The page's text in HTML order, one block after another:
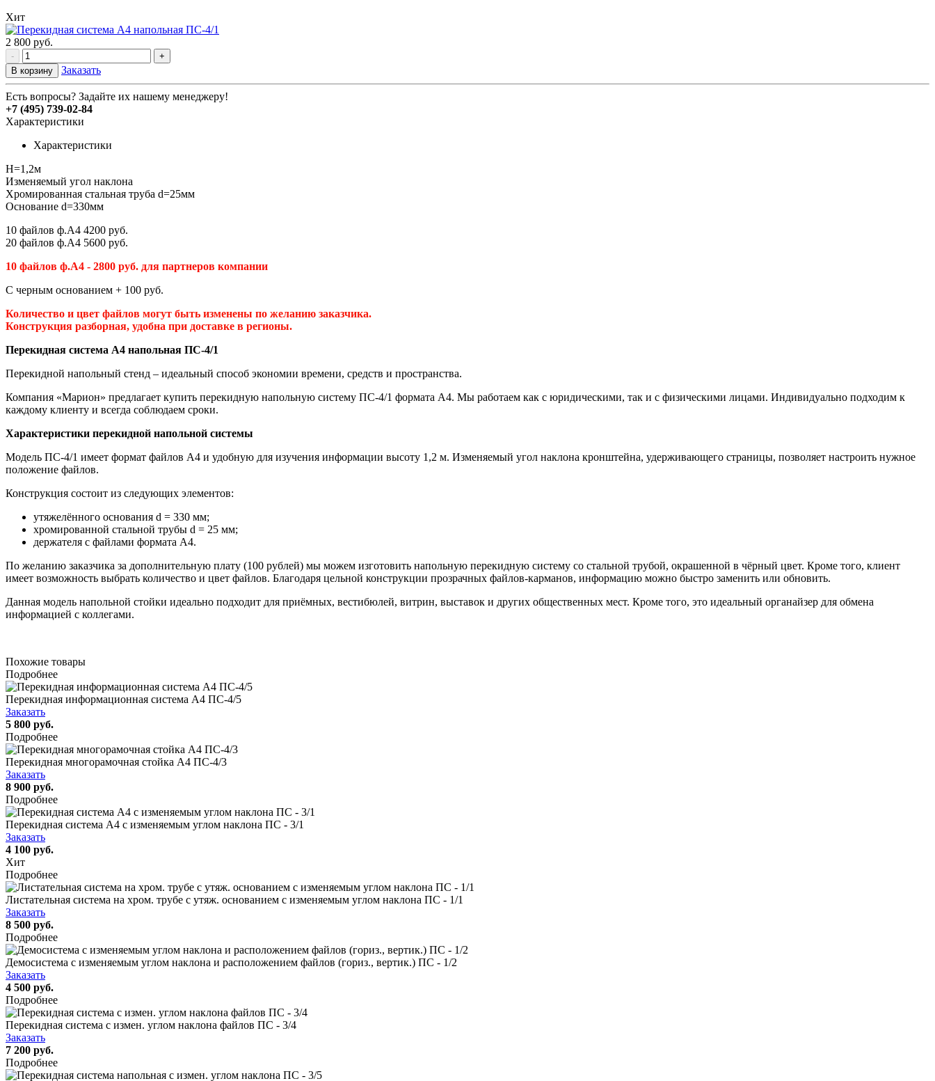
Хит
2 800 руб.
-
+
В корзину
Заказать
Есть вопросы? Задайте их нашему менеджеру!
+7 (495) 739-02-84
Характеристики
Характеристики
H=1,2м
Изменяемый угол наклона
Хромированная стальная труба d=25мм
Основание d=330мм
10 файлов ф.А4 4200 руб.
20 файлов ф.А4 5600 руб.
10 файлов ф.А4 - 2800 руб. для партнеров компании
С черным основанием + 100 руб.
Количество и цвет файлов могут быть изменены по желанию заказчика.
Конструкция разборная, удобна при доставке в регионы.
Перекидная система А4 напольная ПС-4/1
Перекидной напольный стенд – идеальный способ экономии времени, средств и пространства.
Компания «Марион» предлагает купить перекидную напольную систему ПС-4/1 формата А4. Мы работаем как с юридическими, так и с физическими лицами. Индивидуально подходим к
каждому клиенту и всегда соблюдаем сроки.
Характеристики перекидной напольной системы
Модель ПС-4/1 имеет формат файлов А4 и удобную для изучения информации высоту 1,2 м. Изменяемый угол наклона кронштейна, удерживающего страницы, позволяет настроить нужное
положение файлов.
Конструкция состоит из следующих элементов:
утяжелённого основания d = 330 мм;
хромированной стальной трубы d = 25 мм;
держателя с файлами формата А4.
По желанию заказчика за дополнительную плату (100 рублей) мы можем изготовить напольную перекидную систему со стальной трубой, окрашенной в чёрный цвет. Кроме того, клиент
имеет возможность выбрать количество и цвет файлов. Благодаря цельной конструкции прозрачных файлов-карманов, информацию можно быстро заменить или обновить.
Данная модель напольной стойки идеально подходит для приёмных, вестибюлей, витрин, выставок и других общественных мест. Кроме того, это идеальный органайзер для обмена
информацией с коллегами.
Похожие товары
Подробнее
Перекидная информационная система А4 ПС-4/5
Заказать
5 800 руб.
Подробнее
Перекидная многорамочная стойка А4 ПС-4/3
Заказать
8 900 руб.
Подробнее
Перекидная система А4 c изменяемым углом наклона ПС - 3/1
Заказать
4 100 руб.
Хит
Подробнее
Листательная система на хром. трубе с утяж. основанием с изменяемым углом наклона ПС - 1/1
Заказать
8 500 руб.
Подробнее
Демосистема с изменяемым углом наклона и расположением файлов (гориз., вертик.) ПС - 1/2
Заказать
4 500 руб.
Подробнее
Перекидная система с измен. углом наклона файлов ПС - 3/4
Заказать
7 200 руб.
Подробнее